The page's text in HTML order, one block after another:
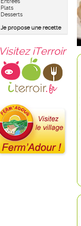
Plats
Desserts
Je propose une recette
Visitez iTerroir